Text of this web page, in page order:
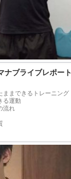
ナブライブレポート
ままできるトレーニング
る運動
流れ